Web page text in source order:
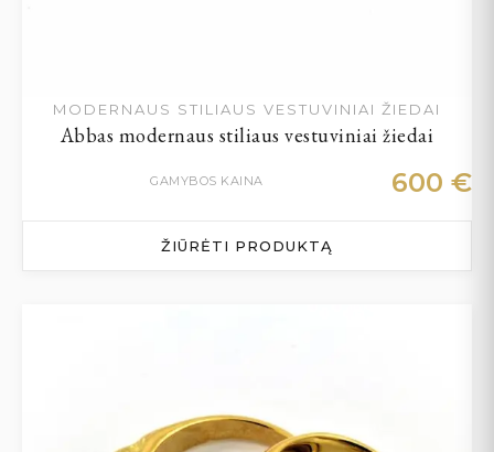
MODERNAUS STILIAUS VESTUVINIAI ŽIEDAI
Abbas modernaus stiliaus vestuviniai žiedai
GAMYBOS KAINA 600 €
ŽIŪRĖTI PRODUKTĄ